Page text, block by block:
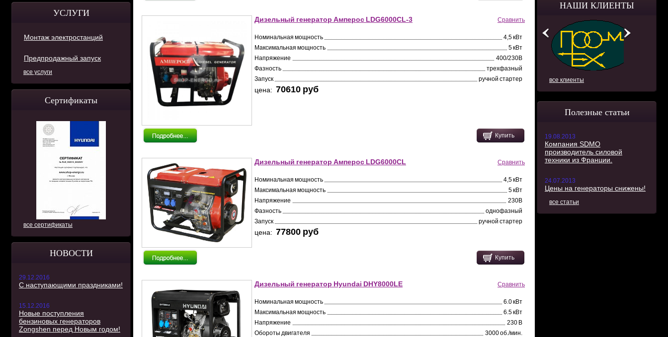
УСЛУГИ
Монтаж электростанций
Предпродажный запуск
все услуги
Сертификаты
все сертификаты
НОВОСТИ
29.12.2016
С наступающими праздниками!
15.12.2016
Новые поступления
бензиновых генераторов
Zongshen перед Новым годом!
НАШИ КЛИЕНТЫ
все клиенты
Полезные статьи
19.08.2013
Компания SDMO
производитель силовой
техники из Франции.
24.07.2013
Цены на генераторы снижены!
все статьи
Дизельный генератор Амперос LDG6000СL-3 Сравнить
Номинальная мощность
4,5 кВт
Максимальная мощность
5 кВт
Напряжение
400/230В
Фазность
трехфазный
Запуск
ручной стартер
цена: 70610 pуб
Купить
Дизельный генератор Амперос LDG6000СL Сравнить
Номинальная мощность
4,5 кВт
Максимальная мощность
5 кВт
Напряжение
230В
Фазность
однофазный
Запуск
ручной стартер
цена: 77800 pуб
Купить
Дизельный генератор Hyundai DHY8000LE Сравнить
Номинальная мощность
6.0 кВт
Максимальная мощность
6.5 кВт
Напряжение
230 В
Обороты двигателя
3000 об./мин.